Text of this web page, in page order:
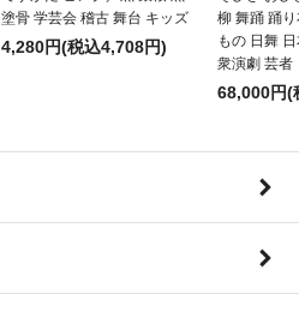
塗骨 学芸会 稽古 舞台 キッズ
4,280円(税込4,708円)
柳 舞踊 踊
もの 日舞
衆演劇 芸者
68,000円(